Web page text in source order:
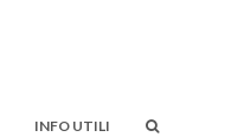
INFO UTILI